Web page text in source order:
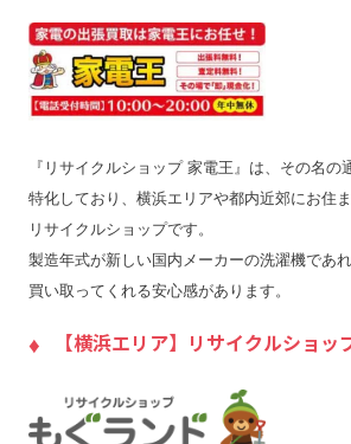
『リサイクルショップ 家電王』は、その名の
特化しており、横浜エリアや都内近郊にお住
リサイクルショップです。
製造年式が新しい国内メーカーの洗濯機であ
買い取ってくれる安心感があります。
【横浜エリア】リサイクルショッ